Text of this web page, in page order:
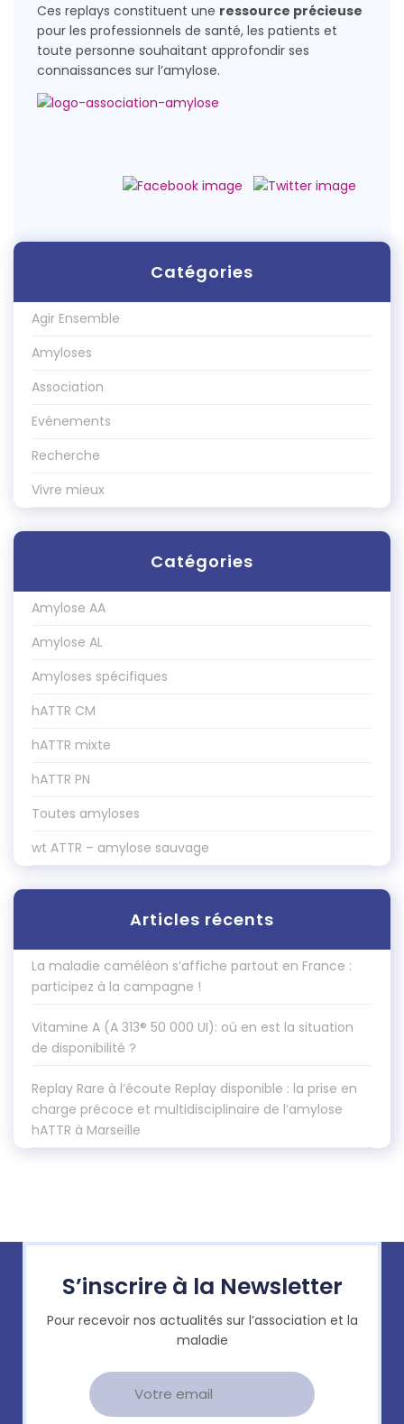
Ces replays constituent une ressource précieuse
pour les professionnels de santé, les patients et
toute personne souhaitant approfondir ses
connaissances sur l’amylose.
Catégories
Agir Ensemble
Amyloses
Association
Evénements
Recherche
Vivre mieux
Catégories
Amylose AA
Amylose AL
Amyloses spécifiques
hATTR CM
hATTR mixte
hATTR PN
Toutes amyloses
wt ATTR – amylose sauvage
Articles récents
La maladie caméléon s’affiche partout en France :
participez à la campagne !
Vitamine A (A 313® 50 000 UI): où en est la situation
de disponibilité ?
Replay Rare à l’écoute Replay disponible : la prise en
charge précoce et multidisciplinaire de l’amylose
hATTR à Marseille
S’inscrire à la Newsletter
Pour recevoir nos actualités sur l’association et la
maladie